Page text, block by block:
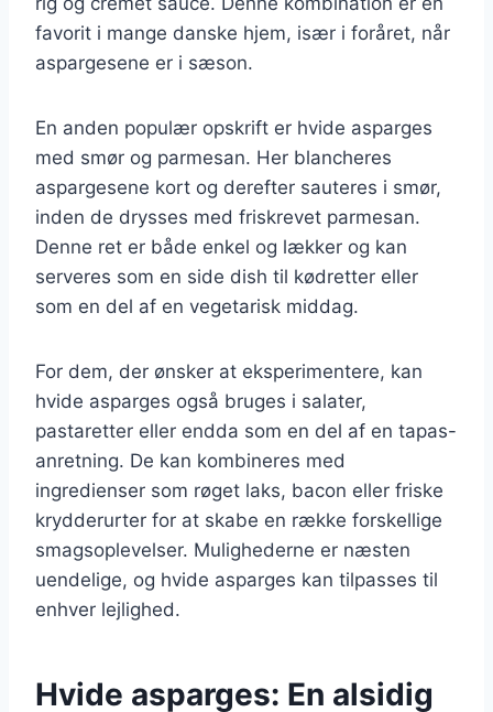
favorit i mange danske hjem, især i foråret, når
aspargesene er i sæson.
En anden populær opskrift er hvide asparges
med smør og parmesan. Her blancheres
aspargesene kort og derefter sauteres i smør,
inden de drysses med friskrevet parmesan.
Denne ret er både enkel og lækker og kan
serveres som en side dish til kødretter eller
som en del af en vegetarisk middag.
For dem, der ønsker at eksperimentere, kan
hvide asparges også bruges i salater,
pastaretter eller endda som en del af en tapas-
anretning. De kan kombineres med
ingredienser som røget laks, bacon eller friske
krydderurter for at skabe en række forskellige
smagsoplevelser. Mulighederne er næsten
uendelige, og hvide asparges kan tilpasses til
enhver lejlighed.
Hvide asparges: En alsidig